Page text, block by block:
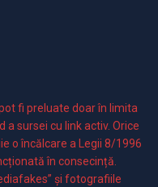
fi preluate doar în limita
a sursei cu link activ. Orice
o încălcare a Legii 8/1996
în consecință.
și fotografiile